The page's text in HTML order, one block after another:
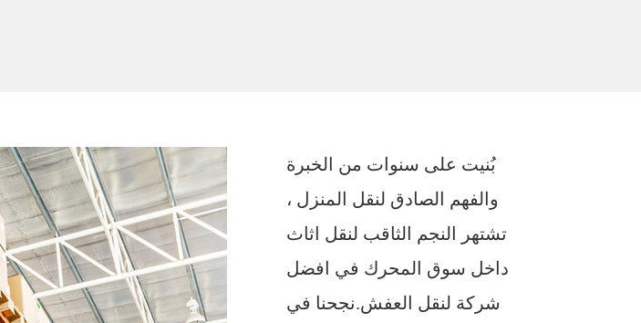
بُنيت على سنوات من الخبرة
والفهم الصادق لنقل المنزل ،
تشتهر النجم الثاقب لنقل اثاث
داخل سوق المحرك في افضل
شركة لنقل العفش.نجحنا في